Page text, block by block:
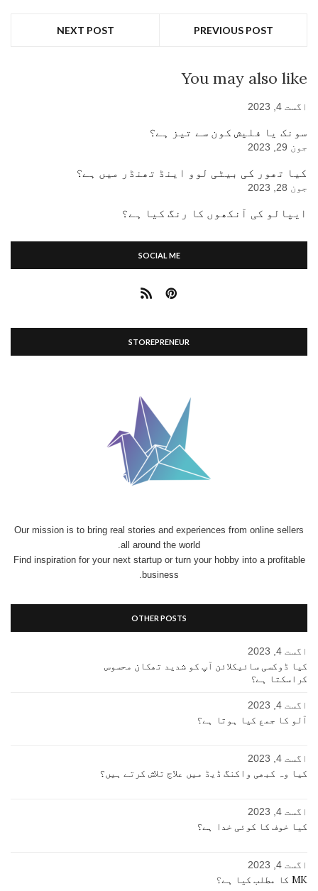
PREVIOUS POST
NEXT POST
You may also like
اگست 4, 2023
سونک یا فلیش کون سے تیز ہے؟
جون 29, 2023
کیا تھور کی بیٹی لوو اینڈ تھنڈر میں ہے؟
جون 28, 2023
ایپالو کی آنکھوں کا رنگ کیا ہے؟
SOCIAL ME
STOREPRENEUR
Our mission is to bring real stories and experiences from online sellers
all around the world.
Find inspiration for your next startup or turn your hobby into a profitable
business.
OTHER POSTS
اگست 4, 2023
کیا ڈوکسی سائیکلائن آپ کو شدید تھکان محسوس
کراسکتا ہے؟
اگست 4, 2023
آلو کا جمع کیا ہوتا ہے؟
اگست 4, 2023
کیا وہ کبھی واکنگ ڈیڈ میں علاج تلاش کرتے ہیں؟
اگست 4, 2023
کیا خوف کا کوئی خدا ہے؟
اگست 4, 2023
MK کا مطلب کیا ہے؟